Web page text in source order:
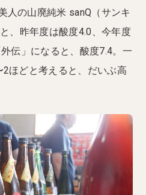
人の山廃純米 sanQ（サンキ
、昨年度は酸度4.0、今年度
伝」になると、酸度7.4。一
ほどと考えると、だいぶ高